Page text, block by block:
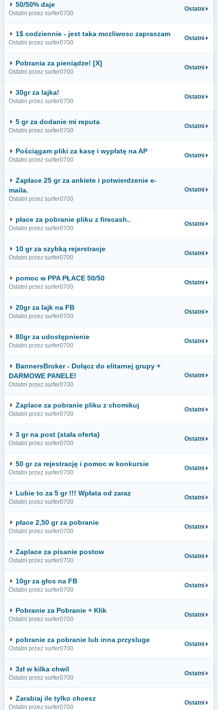
50/50% daje
Ostatni przez surfer0700
Ostatni
1$ codziennie - jest taka mozliwosc zapraszam
Ostatni przez surfer0700
Ostatni
Pobrania za pieniądze! [X]
Ostatni przez surfer0700
Ostatni
30gr za lajka!
Ostatni przez surfer0700
Ostatni
5 gr za dodanie mi reputa
Ostatni przez surfer0700
Ostatni
Pościągam pliki za kasę i wypłatę na AP
Ostatni przez surfer0700
Ostatni
Zapłace 25 gr za ankiete i potwierdzenie e-
maila.
Ostatni przez surfer0700
Ostatni
płace za pobranie pliku z firecash..
Ostatni przez surfer0700
Ostatni
10 gr za szybką rejerstracje
Ostatni przez surfer0700
Ostatni
pomoc w PPA PŁACE 50/50
Ostatni przez surfer0700
Ostatni
20gr za lajk na FB
Ostatni przez surfer0700
Ostatni
80gr za udostępnienie
Ostatni przez surfer0700
Ostatni
BannersBroker - Dołącz do elitarnej grupy +
DARMOWE PANELE!
Ostatni przez surfer0700
Ostatni
Zaplace za pobranie pliku z chomikuj
Ostatni przez surfer0700
Ostatni
3 gr na post (stała oferta)
Ostatni przez surfer0700
Ostatni
50 gr za rejestrację i pomoc w konkursie
Ostatni przez surfer0700
Ostatni
Lubie to za 5 gr !!! Wpłata od zaraz
Ostatni przez surfer0700
Ostatni
płace 2,50 gr za pobranie
Ostatni przez surfer0700
Ostatni
Zaplace za pisanie postow
Ostatni przez surfer0700
Ostatni
10gr za głos na FB
Ostatni przez surfer0700
Ostatni
Pobranie za Pobranie + Klik
Ostatni przez surfer0700
Ostatni
pobranie za pobranie lub inna przysluge
Ostatni przez surfer0700
Ostatni
3zł w kilka chwil
Ostatni przez surfer0700
Ostatni
Zarabiaj ile tylko chcesz
Ostatni przez surfer0700
Ostatni